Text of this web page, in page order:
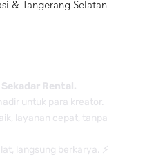
& Tangerang Selatan
Rental.
untuk para kreator.
layanan cepat, tanpa
langsung berkarya. ⚡